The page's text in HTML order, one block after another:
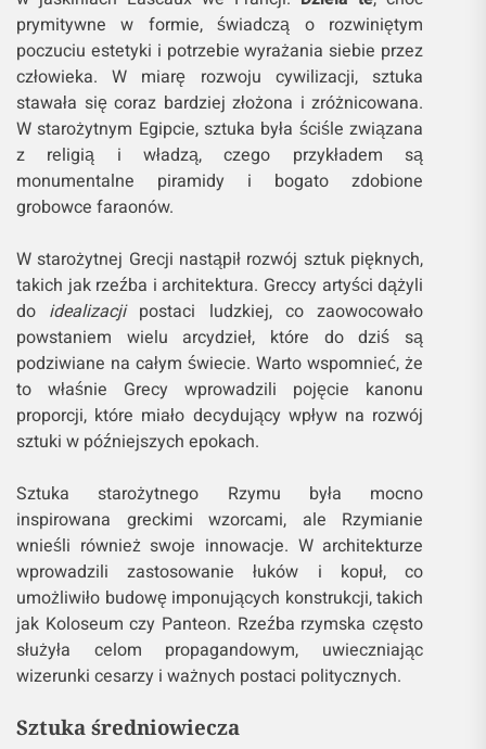
prymitywne w formie, świadczą o rozwiniętym
poczuciu estetyki i potrzebie wyrażania siebie przez
człowieka. W miarę rozwoju cywilizacji, sztuka
stawała się coraz bardziej złożona i zróżnicowana.
W starożytnym Egipcie, sztuka była ściśle związana
z religią i władzą, czego przykładem są
monumentalne piramidy i bogato zdobione
grobowce faraonów.
W starożytnej Grecji nastąpił rozwój sztuk pięknych,
takich jak rzeźba i architektura. Greccy artyści dążyli
do idealizacjipostaci ludzkiej, co zaowocowało
powstaniem wielu arcydzieł, które do dziś są
podziwiane na całym świecie. Warto wspomnieć, że
to właśnie Grecy wprowadzili pojęcie kanonu
proporcji, które miało decydujący wpływ na rozwój
sztuki w późniejszych epokach.
Sztuka starożytnego Rzymu była mocno
inspirowana greckimi wzorcami, ale Rzymianie
wnieśli również swoje innowacje. W architekturze
wprowadzili zastosowanie łuków i kopuł, co
umożliwiło budowę imponujących konstrukcji, takich
jak Koloseum czy Panteon. Rzeźba rzymska często
służyła celom propagandowym, uwieczniając
wizerunki cesarzy i ważnych postaci politycznych.
Sztuka średniowiecza